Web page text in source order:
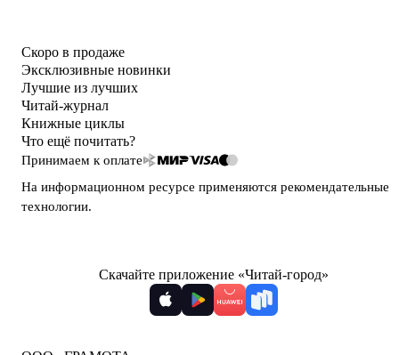
Скоро в продаже
Эксклюзивные новинки
Лучшие из лучших
Читай-журнал
Книжные циклы
Что ещё почитать?
Принимаем к оплате
На информационном ресурсе применяются рекомендательные
технологии.
Скачайте приложение «Читай-город»